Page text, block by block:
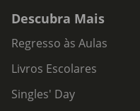
Descubra Mais
Regresso às Aulas
Livros Escolares
Singles' Day